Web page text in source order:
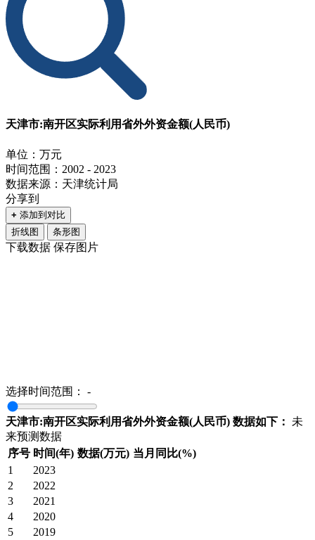
天津市:南开区实际利用省外外资金额(人民币)
单位：万元
时间范围：2002 - 2023
数据来源：天津统计局
分享到
+ 添加到对比
折线图
条形图
下载数据 保存图片
选择时间范围： -
天津市:南开区实际利用省外外资金额(人民币) 数据如下：
未
来预测数据
序号 时间(年) 数据(万元) 当月同比(%)
1
2023
2
2022
3
2021
4
2020
5
2019